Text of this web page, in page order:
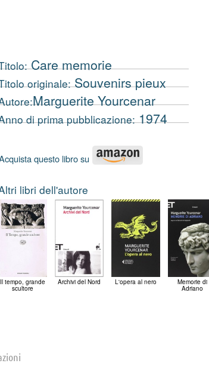
Care memorie
originale:Souvenirs pieux
Marguerite Yourcenar
di prima pubblicazione:1974
questo libro su
libri dell'autore
Il tempo, grande
scultore
Archivi del Nord L'opera al nero Memorie di
Adriano